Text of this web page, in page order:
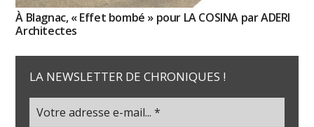
À Blagnac, « Effet bombé » pour LA COSINA par ADERI
Architectes
LA NEWSLETTER DE CHRONIQUES !